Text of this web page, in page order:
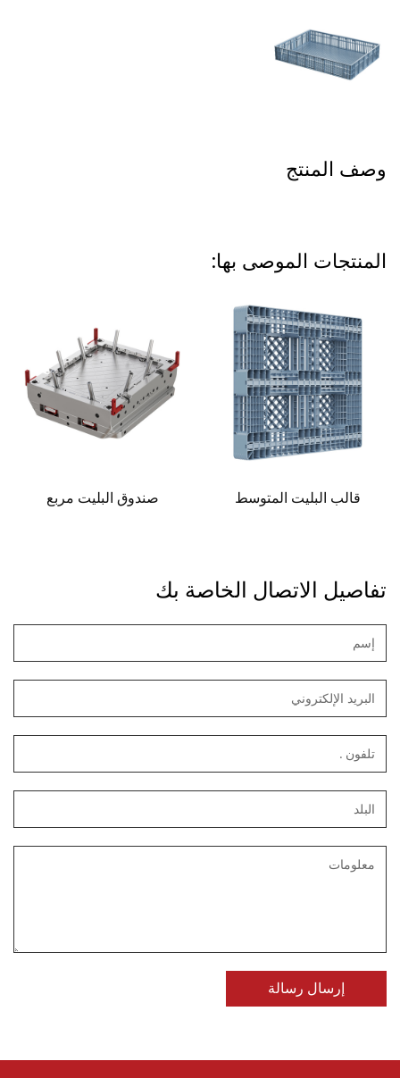
وصف المنتج
المنتجات الموصى بها:
صندوق البليت مربع قالب البليت المتوسط
تفاصيل الاتصال الخاصة بك